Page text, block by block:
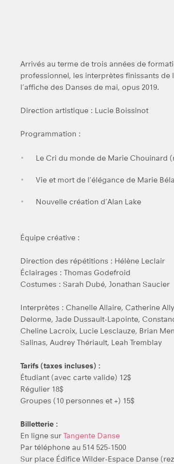
Arrivés au terme de trois années de
professionnel, les interprètes finissants
l’affiche des Danses de mai, opus 2019.
Direction artistique : Lucie Boissinot
Programmation :
Le Cri du monde de Marie Chouinard
Vie et mort de l’élégance de Marie
Nouvelle création d’Alan Lake
Équipe créative :
Direction des répétitions : Hélène Leclair
Éclairages : Thomas Godefroid
Costumes : Sarah Dubé, Jonathan Saucier
Interprètes : Chanelle Allaire, Catherine
Delorme, Jade Dussault-Lapointe,
Cheline Lacroix, Lucie Lesclauze, Brian
Salinas, Audrey Thériault, Leah Tremblay
Tarifs (taxes incluses) :
Étudiant (avec carte valide) 12$
Régulier 18$
Groupes (10 personnes et +) 15$
Billetterie :
En ligne sur Tangente Danse
Par téléphone au 514 525-1500
Sur place Édifice Wilder-Espace Danse